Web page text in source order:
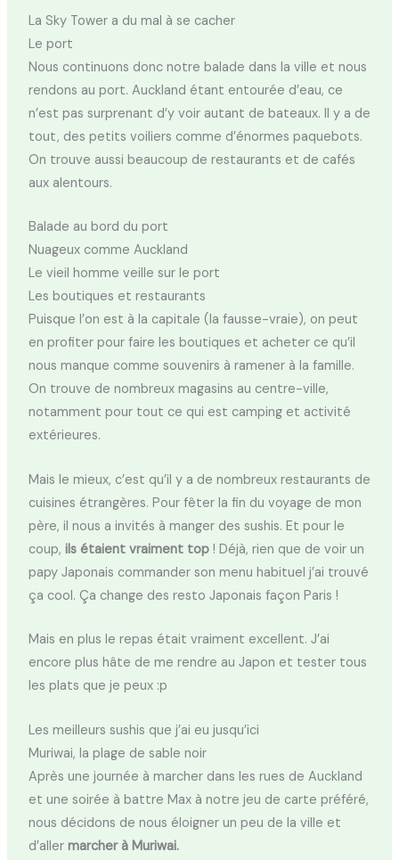
La Sky Tower a du mal à se cacher
Le port
Nous continuons donc notre balade dans la ville et nous
rendons au port. Auckland étant entourée d’eau, ce
n’est pas surprenant d’y voir autant de bateaux. Il y a de
tout, des petits voiliers comme d’énormes paquebots.
On trouve aussi beaucoup de restaurants et de cafés
aux alentours.
Balade au bord du port
Nuageux comme Auckland
Le vieil homme veille sur le port
Les boutiques et restaurants
Puisque l’on est à la capitale (la fausse-vraie), on peut
en profiter pour faire les boutiques et acheter ce qu’il
nous manque comme souvenirs à ramener à la famille.
On trouve de nombreux magasins au centre-ville,
notamment pour tout ce qui est camping et activité
extérieures.
Mais le mieux, c’est qu’il y a de nombreux restaurants de
cuisines étrangères. Pour fêter la fin du voyage de mon
père, il nous a invités à manger des sushis. Et pour le
coup, ils étaient vraiment top ! Déjà, rien que de voir un
papy Japonais commander son menu habituel j’ai trouvé
ça cool. Ça change des resto Japonais façon Paris !
Mais en plus le repas était vraiment excellent. J’ai
encore plus hâte de me rendre au Japon et tester tous
les plats que je peux :p
Les meilleurs sushis que j’ai eu jusqu’ici
Muriwai, la plage de sable noir
Après une journée à marcher dans les rues de Auckland
et une soirée à battre Max à notre jeu de carte préféré,
nous décidons de nous éloigner un peu de la ville et
d’aller marcher à Muriwai.